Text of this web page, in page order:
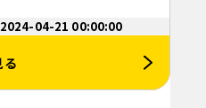
04-21 00:00:00
る